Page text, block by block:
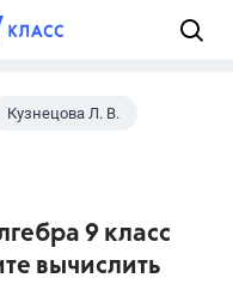
Кузнецова Л. В.
9 класс
вычислить